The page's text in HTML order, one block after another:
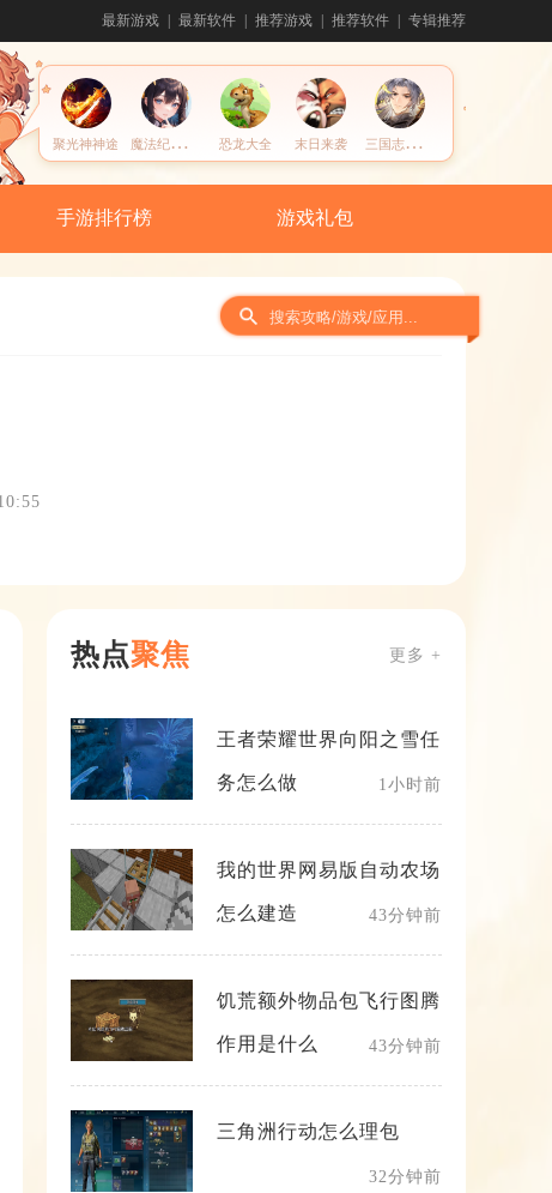
最新游戏 最新软件 推荐游戏 推荐软件 专辑推荐
聚光神神途 魔
法纪元游戏软件 恐龙大全 末日来袭 三
国志幻想大陆
手游排行榜 游戏礼包
热点聚焦 更多 +
王者荣耀世界向阳之雪任
务怎么做 1小时前
我的世界网易版自动农场
怎么建造 43分钟前
饥荒额外物品包飞行图腾
作用是什么 43分钟前
三角洲行动怎么理包
32分钟前